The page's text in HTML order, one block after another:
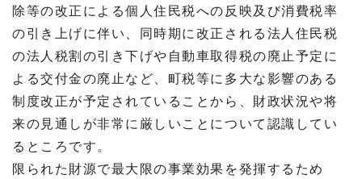
除等の改正による個人住民税への反映及び消費税率
の引き上げに伴い、同時期に改正される法人住民税
の法人税割の引き下げや自動車取得税の廃止予定に
よる交付金の廃止など、町税等に多大な影響のある
制度改正が予定されていることから、財政状況や将
来の見通しが非常に厳しいことについて認識してい
るところです。
限られた財源で最大限の事業効果を発揮するため